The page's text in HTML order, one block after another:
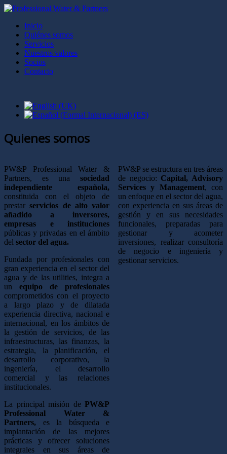
Inicio
Quiénes somos
Servicios
Nuestros valores
Socios
Contacto
Quienes somos
PW&P Professional Water &
Partners, es una sociedad
independiente española,
constituida con el objeto de
prestarservicios de alto valor
añadido a inversores,
empresas e instituciones
públicas y privadas en el ámbito
del sector del agua.
Fundada por profesionales con
gran experiencia en el sector del
agua y de las utilities, integra a
un equipo de profesionales
comprometidos con el proyecto
a largo plazo y de dilatada
experiencia directiva, nacional e
internacional, en los ámbitos de
la gestión de servicios, de las
infraestructuras, las finanzas, la
estrategia, la planificación, el
desarrollo corporativo, la
ingeniería, el desarrollo
comercial y las relaciones
institucionales.
La principal misión de PW&P
Professional Water &
Partners, es la búsqueda e
implantación de las mejores
prácticas y ofrecer soluciones
integrales en sus áreas de
PW&P se estructura en tres áreas
de negocio: Capital, Advisory
Services y Management, con
un enfoque en el sector del agua,
con experiencia en sus áreas de
gestión y en sus necesidades
funcionales, preparadas para
gestionar y acometer
inversiones, realizar consultoría
de negocio e ingeniería y
gestionar servicios.